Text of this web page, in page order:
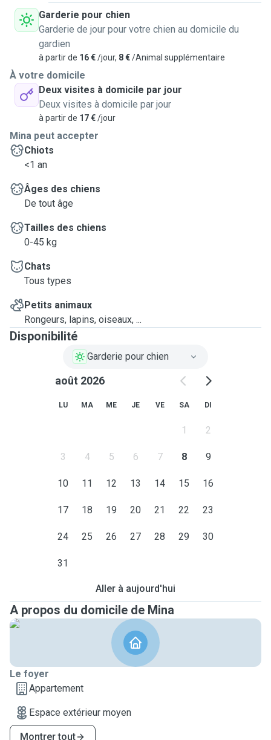
Garderie pour chien
Garderie de jour pour votre chien au domicile du
gardien
à partir de 16 €/jour, 8 €/Animal supplémentaire
À votre domicile
Deux visites à domicile par jour
Deux visites à domicile par jour
à partir de 17 €/jour
Mina peut accepter
Chiots
<1 an
Âges des chiens
De tout âge
Tailles des chiens
0-45 kg
Chats
Tous types
Petits animaux
Rongeurs, lapins, oiseaux, ...
Disponibilité
Garderie pour chien
août 2026
LU MA ME JE VE SA DI
1 2
3 4 5 6 7 8 9
10 11 12 13 14 15 16
17 18 19 20 21 22 23
24 25 26 27 28 29 30
31
Aller à aujourd'hui
A propos du domicile de Mina
Le foyer
Appartement
Espace extérieur moyen
Montrer tout